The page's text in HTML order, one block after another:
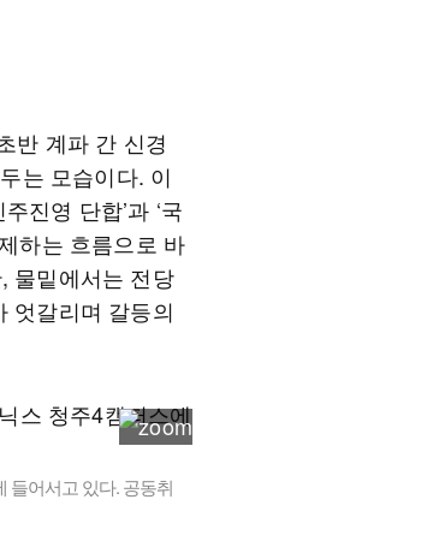
반 계파 간 신경
는 모습이다. 이
진영 단합’과 ‘국
하는 흐름으로 바
물밑에서는 전당
엇갈리며 갈등의
들어서고 있다. 공동취